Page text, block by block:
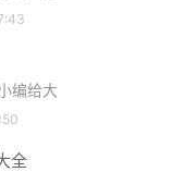
编给大
全